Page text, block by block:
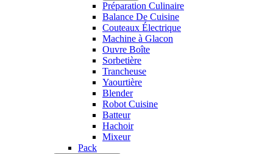
Préparation Culinaire
Balance De Cuisine
Couteaux Électrique
Machine à Glacon
Ouvre Boîte
Sorbetière
Trancheuse
Yaourtière
Blender
Robot Cuisine
Batteur
Hachoir
Mixeur
Pack